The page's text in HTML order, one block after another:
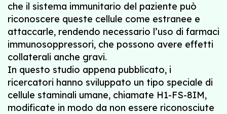
che il sistema immunitario del paziente può
riconoscere queste cellule come estranee e
attaccarle, rendendo necessario l’uso di farmaci
immunosoppressori, che possono avere effetti
collaterali anche gravi.
In questo studio appena pubblicato, i
ricercatori hanno sviluppato un tipo speciale di
cellule staminali umane, chiamate H1-FS-8IM,
modificate in modo da non essere riconosciute